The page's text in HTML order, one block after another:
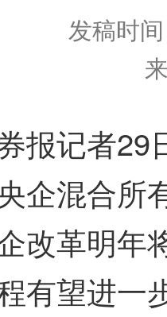
发稿时
记者29
企混合所
改革明年
有望进一